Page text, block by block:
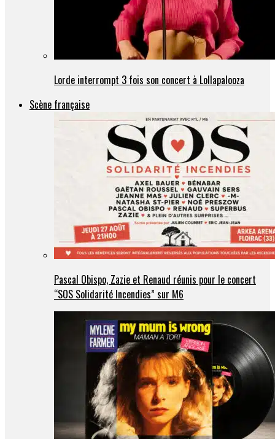
Lorde interrompt 3 fois son concert à Lollapalooza
Scène française
Pascal Obispo, Zazie et Renaud réunis pour le concert
“SOS Solidarité Incendies” sur M6